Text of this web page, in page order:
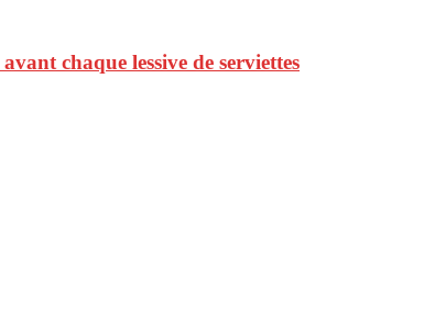
chaque lessive de serviettes